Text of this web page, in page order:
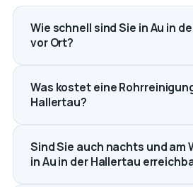
Wie schnell sind Sie in Au in
vor Ort?
Was kostet eine
Hallertau?
Sind Sie auch nachts und am
in Au in der Hallertau